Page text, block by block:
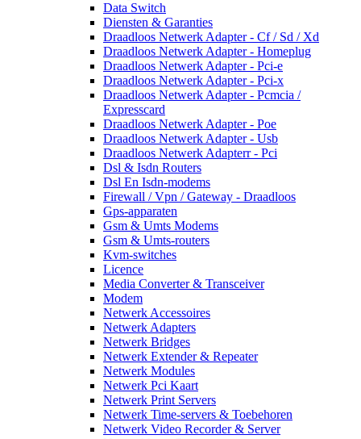
Data Switch
Diensten & Garanties
Draadloos Netwerk Adapter - Cf / Sd / Xd
Draadloos Netwerk Adapter - Homeplug
Draadloos Netwerk Adapter - Pci-e
Draadloos Netwerk Adapter - Pci-x
Draadloos Netwerk Adapter - Pcmcia /
Expresscard
Draadloos Netwerk Adapter - Poe
Draadloos Netwerk Adapter - Usb
Draadloos Netwerk Adapterr - Pci
Dsl & Isdn Routers
Dsl En Isdn-modems
Firewall / Vpn / Gateway - Draadloos
Gps-apparaten
Gsm & Umts Modems
Gsm & Umts-routers
Kvm-switches
Licence
Media Converter & Transceiver
Modem
Netwerk Accessoires
Netwerk Adapters
Netwerk Bridges
Netwerk Extender & Repeater
Netwerk Modules
Netwerk Pci Kaart
Netwerk Print Servers
Netwerk Time-servers & Toebehoren
Netwerk Video Recorder & Server